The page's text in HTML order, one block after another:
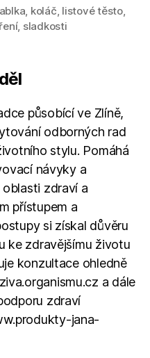
, koláč, listové těsto,
, sladkosti
působící ve Zlíně,
odborných rad
stylu. Pomáhá
návyky a
zdraví a
přístupem a
si získal důvěru
ke zdravějšímu životu
konzultace ohledně
a dále
zdraví
jana-